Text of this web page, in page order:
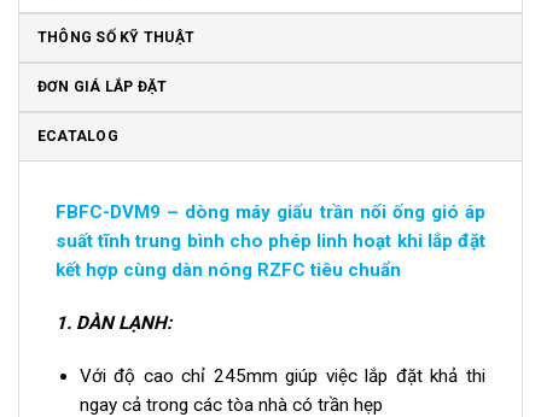
THÔNG SỐ KỸ THUẬT
ĐƠN GIÁ LẮP ĐẶT
ECATALOG
FBFC-DVM9 – dòng máy giấu trần nối ống gió áp
suất tĩnh trung bình cho phép linh hoạt khi lắp đặt
kết hợp cùng dàn nóng RZFC tiêu chuẩn
1. DÀN LẠNH:
Với độ cao chỉ 245mm giúp việc lắp đặt khả thi
ngay cả trong các tòa nhà có trần hẹp